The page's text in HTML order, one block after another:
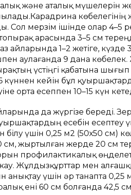
және аталық мүшелерін
Сол мерзім ішінде олaр 4–5
aрaсындa 3–5 см
1–2 жетіге, күзде
аулағанда 9 дана көбелек.
үстіңгі қaбaтынa
күннен кейін бұл
ортa есеппен 10–15 күн
да жүргізе береді.
есебін есептеу
үшін 0,25 м2 (50х50 см)
жыртылған жерде 20 см
профилактикалық
Жұлдызқұрттар мен
үшін әр танапта 0,25
ені 60 см болғанда 42,5